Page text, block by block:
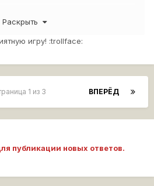
в комнате , пт пробивают влб
тем не видел .. тоесть
пробивать на автоприцеле куда
броня , барабаны , динамика
практически одинаковое
Раскрыть
игру! :trollface:
ВПЕРЁД
1 из 3
публикации новых ответов.